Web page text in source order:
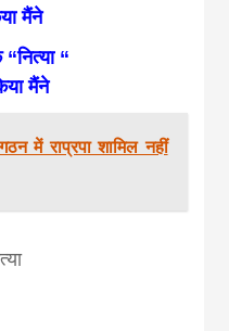
मैंने
“
मैंने
में राप्रपा शामिल नहीं